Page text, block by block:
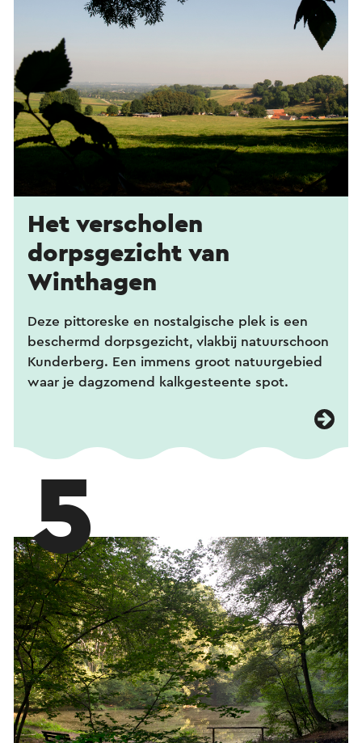
Het verscholen
dorpsgezicht van
Winthagen
Deze pittoreske en nostalgische plek is een
beschermd dorpsgezicht, vlakbij natuurschoon
Kunderberg. Een immens groot natuurgebied
waar je dagzomend kalkgesteente spot.
5